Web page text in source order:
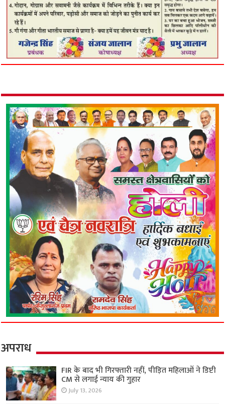
अपराध
FIR के बाद भी गिरफ्तारी नहीं, पीड़ित महिलाओं ने डिप्टी
CM से लगाई न्याय की गुहार
July 13, 2026